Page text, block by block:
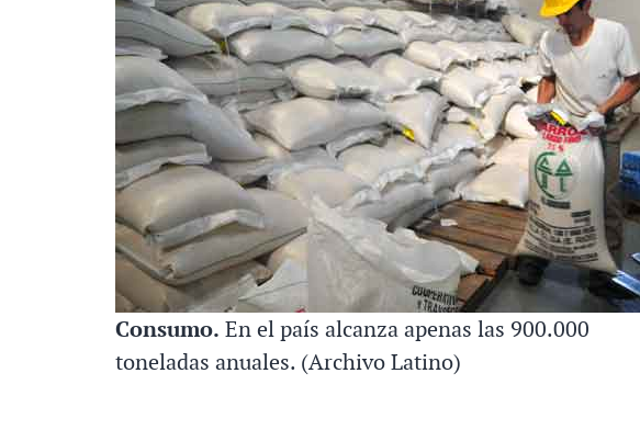
Consumo. En el país alcanza apenas las 900.000
toneladas anuales. (Archivo Latino)